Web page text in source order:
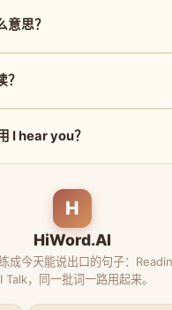
思？
I hear you？
H
HiWord.AI
成今天能说出口的句子：
Talk，同一批词一路用起来。